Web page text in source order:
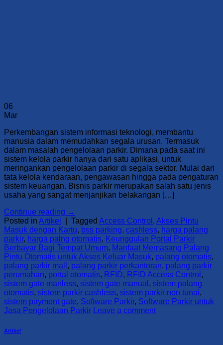
06
Mar
Perkembangan sistem informasi teknologi, membantu
manusia dalam memudahkan segala urusan. Termasuk
dalam masalah pengelolaan parkir. Dimana pada saat ini
sistem kelola parkir hanya dari satu aplikasi, untuk
meringankan pengelolaan parkir di segala sektor. Mulai dari
tata kelola kendaraan, pengawasan hingga pada pengaturan
sistem keuangan. Bisnis parkir merupakan salah satu jenis
usaha yang sangat menjanjikan belakangan […]
Continue reading →
Posted in Artikel Tagged Access Control , Akses Pintu
Masuk dengan Kartu, bss parking, cashless, harga palang
parkir, harga palng otomatis, Keunggulan Portal Parkir
Berbayar Bagi Tempat Umum, Manfaat Memasang Palang
Pintu Otomatis untuk Akses Keluar Masuk, palang otomatis,
palang parkir mall , palang parkir perkantoran, palang parkir
perumahan, portal otomatis, RFID, RFID Access Control ,
sistem gate manless, sistem gate manual , sistem palang
otomatis, sistem parkir cashless, sistem parkir non tunai,
sistem payment gate, Software Parkir, Software Parkir untuk
Jasa Pengelolaan Parkir
Leave a comment
Artikel